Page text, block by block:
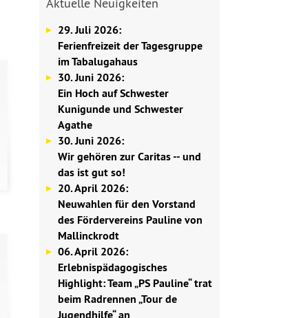
29. Juli 2026:
Ferienfreizeit der Tagesgruppe
im Tabalugahaus
30. Juni 2026:
Ein Hoch auf Schwester
Kunigunde und Schwester
Agathe
30. Juni 2026:
Wir gehören zur Caritas -- und
das ist gut so!
20. April 2026:
Neuwahlen für den Vorstand
des Fördervereins Pauline von
Mallinckrodt
06. April 2026:
Erlebnispädagogisches
Highlight: Team „PS Pauline“ trat
beim Radrennen „Tour de
Jugendhilfe“ an